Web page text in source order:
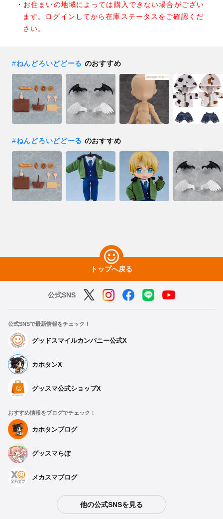
お住まいの地域によっては購入できない場合がござい
ます。ログインしてから在庫ステータスをご確認くだ
さい。
#ねんどろいどどーる のおすすめ
#ねんどろいどどーる のおすすめ
トップへ戻る
公式SNS
公式SNSで最新情報をチェック！
グッドスマイルカンパニー公式X
カホタンX
グッスマ公式ショップX
おすすめ情報をブログでチェック！
カホタンブログ
グッスマらぼ
メカスマブログ
他の公式SNSを見る